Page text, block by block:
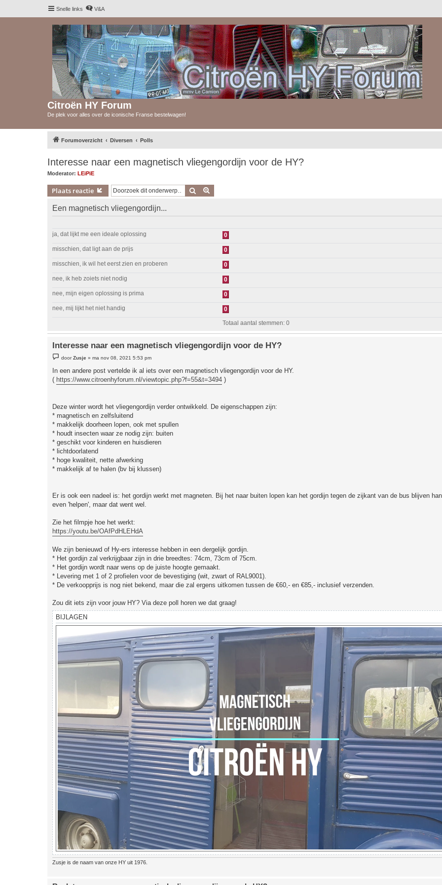
Snelle links V&A
Citroën HY Forum
De plek voor alles over de iconische Franse bestelwagen!
Forumoverzicht Diversen Polls
Interesse naar een magnetisch vliegengordijn voor de HY?
Moderator: LEiPiE
Plaats reactie Zoek
Een magnetisch vliegengordijn...
ja, dat lijkt me een ideale oplossing 0
misschien, dat ligt aan de prijs 0
misschien, ik wil het eerst zien en proberen 0
nee, ik heb zoiets niet nodig 0
nee, mijn eigen oplossing is prima 0
nee, mij lijkt het niet handig 0
Totaal aantal stemmen: 0
Interesse naar een magnetisch vliegengordijn voor de HY?
e
i
c
h
doorZusje »ma nov 08, 2021 5:53 pm
In een andere post vertelde ik al iets over een magnetisch vliegengordijn voor de HY.
( https://www.citroenhyforum.nl/viewtopic.php?f=55&t=3494 )
Deze winter wordt het vliegengordijn verder ontwikkeld. De eigenschappen zijn:
* magnetisch en zelfsluitend
* makkelijk doorheen lopen, ook met spullen
* houdt insecten waar ze nodig zijn: buiten
* geschikt voor kinderen en huisdieren
* lichtdoorlatend
* hoge kwaliteit, nette afwerking
* makkelijk af te halen (bv bij klussen)
Er is ook een nadeel is: het gordijn werkt met magneten. Bij het naar buiten lopen kan het gordijn tegen de zijkant van de bus blijven
even 'helpen', maar dat went wel.
Zie het filmpje hoe het werkt:
https://youtu.be/OAfPdHLEHdA
We zijn benieuwd of Hy-ers interesse hebben in een dergelijk gordijn.
* Het gordijn zal verkrijgbaar zijn in drie breedtes: 74cm, 73cm of 75cm.
* Het gordijn wordt naar wens op de juiste hoogte gemaakt.
* Levering met 1 of 2 profielen voor de bevestiging (wit, zwart of RAL9001).
* De verkoopprijs is nog niet bekend, maar die zal ergens uitkomen tussen de €60,- en €85,- inclusief verzenden.
Zou dit iets zijn voor jouw HY? Via deze poll horen we dat graag!
BIJLAGEN
Zusje is de naam van onze HY uit 1976.